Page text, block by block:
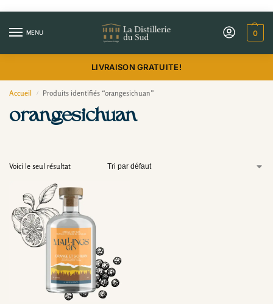
MENU 0
LIVRAISON GRATUITE!
Accueil / Produits identifiés “orangesichuan”
orangesichuan
Voici le seul résultat